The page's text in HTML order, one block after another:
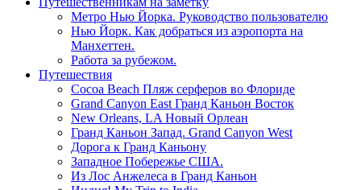
Метро Нью Йорка. Руководство пользователю
Нью Йорк. Как добраться из аэропорта на
Манхеттен.
Работа за рубежом.
Путешествия
Cocoa Beach Пляж серферов во Флориде
Grand Canyon East Гранд Каньон Восток
New Orleans, LA Новый Орлеан
Гранд Каньон Запад. Grand Canyon West
Дорога к Гранд Каньону
Западное Побережье США.
Из Лос Анжелеса в Гранд Каньон